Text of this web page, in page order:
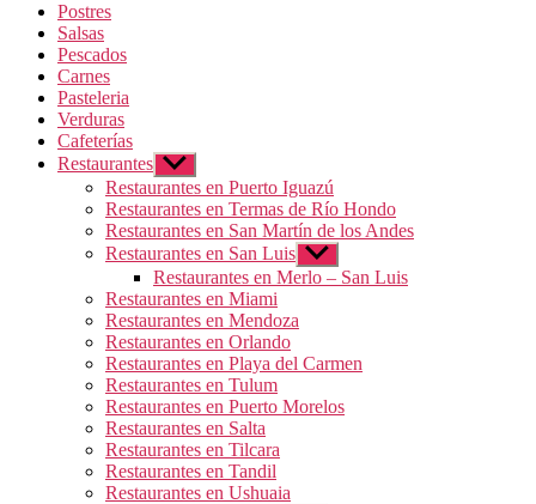
Postres
Salsas
Pescados
Carnes
Pasteleria
Verduras
Cafeterías
Restaurantes Mostrar
el
submenú
Restaurantes en Puerto Iguazú
Restaurantes en Termas de Río Hondo
Restaurantes en San Martín de los Andes
Restaurantes en San Luis Mostrar
el
submenú
Restaurantes en Merlo – San Luis
Restaurantes en Miami
Restaurantes en Mendoza
Restaurantes en Orlando
Restaurantes en Playa del Carmen
Restaurantes en Tulum
Restaurantes en Puerto Morelos
Restaurantes en Salta
Restaurantes en Tilcara
Restaurantes en Tandil
Restaurantes en Ushuaia